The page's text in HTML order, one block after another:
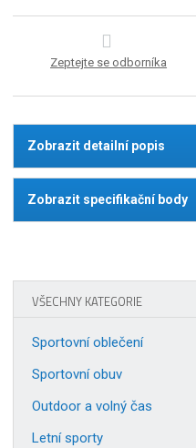
Zeptejte se odborníka
Zobrazit detailní popis
Zobrazit specifikační body
VŠECHNY KATEGORIE
Sportovní oblečení
Sportovní obuv
Outdoor a volný čas
Letní sporty